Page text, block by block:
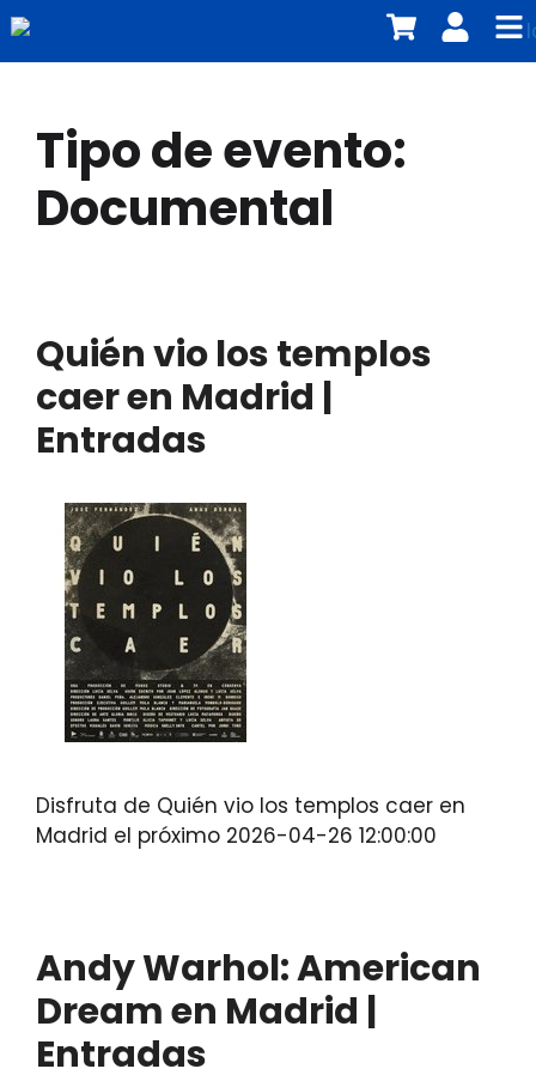
Tipo de evento:
Documental
Quién vio los templos
caer en Madrid |
Entradas
Disfruta de Quién vio los templos caer en
Madrid el próximo 2026-04-26 12:00:00
Andy Warhol: American
Dream en Madrid |
Entradas